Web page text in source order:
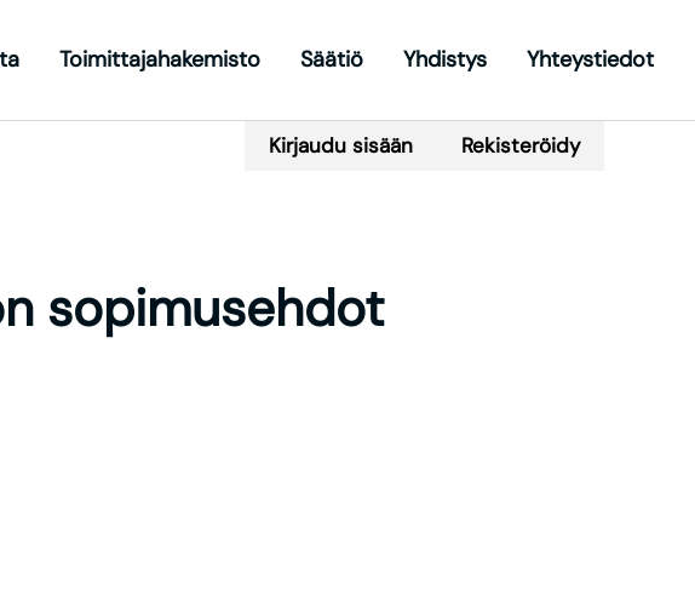
Toimittajahakemisto Säätiö Yhdistys
Toggle Dropdown
Yhteystiedot
Kirjaudu sisään Rekisteröidy
sopimusehdot